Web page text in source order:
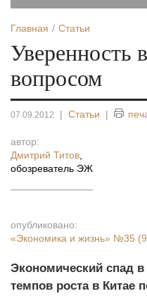
Главная Статьи
Уверенность
вопросом
07.09.2012 | Статьи |
автор:
Дмитрий Титов
обозреватель ЭЖ
опубликовано:
«Экономика и жизнь» №35
Экономический спад
темпов роста в Китае